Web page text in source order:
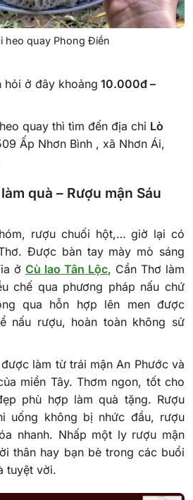
heo quay Phong Điền
hỏi ở đây khoảng 10.000đ –
quay thì tìm đến địa chỉ Lò
Ấp Nhơn Bình , xã Nhơn Ái,
quà – Rượu mận Sáu
rượu chuối hột,… giờ lại có
Được bàn tay mày mò sáng
ở Cù lao Tân Lộc, Cần Thơ làm
chế qua phương pháp nấu chứ
qua hỗn hợp lên men được
nấu rượu, hoàn toàn không sử
làm từ trái mận An Phước và
miền Tây. Thơm ngon, tốt cho
phù hợp làm quà tặng. Rượu
uống không bị nhức đầu, rượu
nhanh. Nhấp một ly rượu mận
thân hay bạn bè trong các buổi
tuyệt vời.